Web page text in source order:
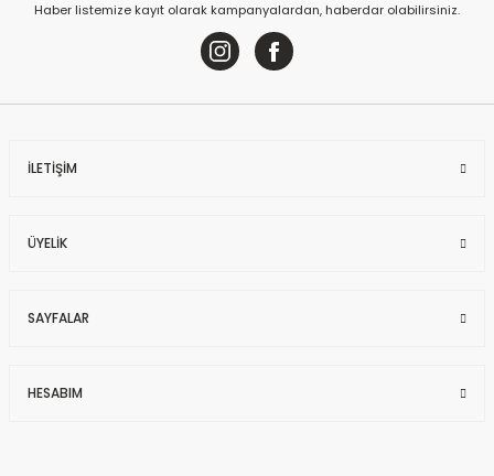
Haber listemize kayıt olarak kampanyalardan, haberdar olabilirsiniz.
İLETİŞİM
ÜYELİK
SAYFALAR
HESABIM